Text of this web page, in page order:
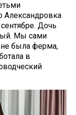
Александровка
Дочь
Мы сами
была ферма,
в